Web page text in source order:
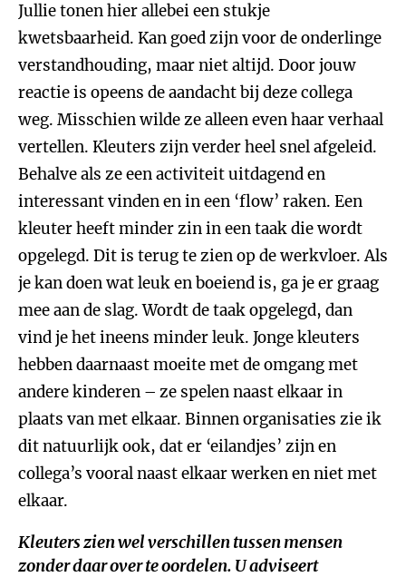
Jullie tonen hier allebei een stukje
kwetsbaarheid. Kan goed zijn voor de onderlinge
verstandhouding, maar niet altijd. Door jouw
reactie is opeens de aandacht bij deze collega
weg. Misschien wilde ze alleen even haar verhaal
vertellen. Kleuters zijn verder heel snel afgeleid.
Behalve als ze een activiteit uitdagend en
interessant vinden en in een ‘flow’ raken. Een
kleuter heeft minder zin in een taak die wordt
opgelegd. Dit is terug te zien op de werkvloer. Als
je kan doen wat leuk en boeiend is, ga je er graag
mee aan de slag. Wordt de taak opgelegd, dan
vind je het ineens minder leuk. Jonge kleuters
hebben daarnaast moeite met de omgang met
andere kinderen – ze spelen naast elkaar in
plaats van met elkaar. Binnen organisaties zie ik
dit natuurlijk ook, dat er ‘eilandjes’ zijn en
collega’s vooral naast elkaar werken en niet met
elkaar.
Kleuters zien wel verschillen tussen mensen
zonder daar over te oordelen. U adviseert